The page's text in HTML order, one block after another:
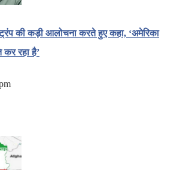
ट्रंप की कड़ी आलोचना करते हुए कहा, ‘अमेरिका
कर रहा है’